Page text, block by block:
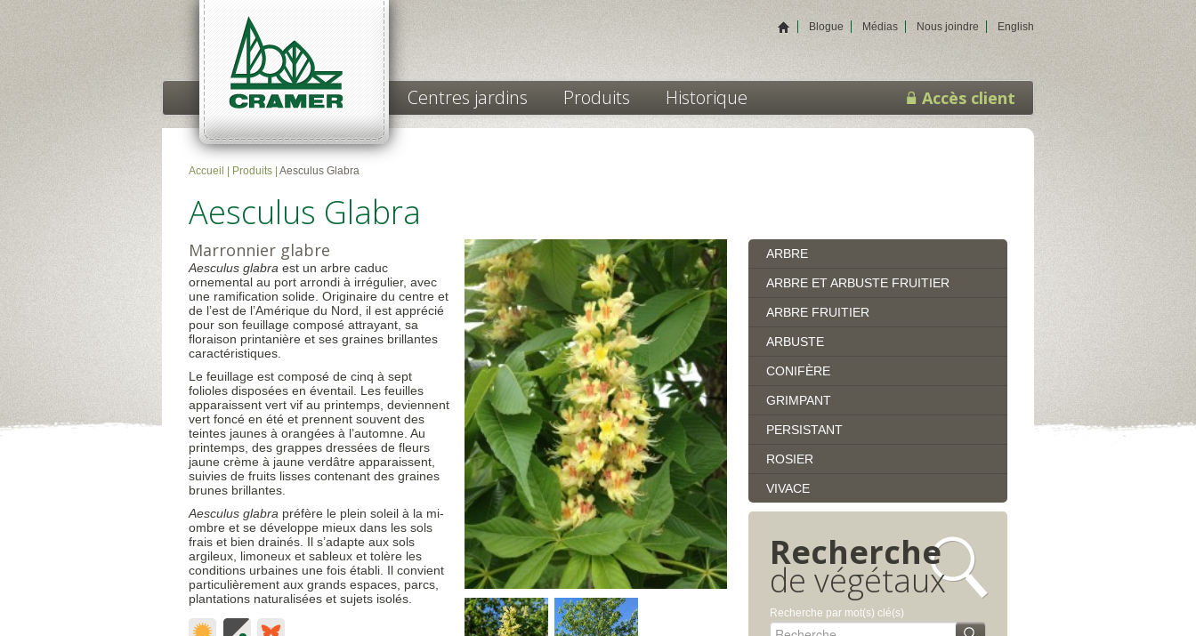
Blogue Médias Nous joindre English
Centres jardins Produits Historique Accès client
Accueil Produits Aesculus Glabra
Aesculus Glabra
Marronnier glabre
Aesculus glabra est un arbre caduc
ornemental au port arrondi à irrégulier, avec
une ramification solide. Originaire du centre et
de l’est de l’Amérique du Nord, il est apprécié
pour son feuillage composé attrayant, sa
floraison printanière et ses graines brillantes
caractéristiques.
Le feuillage est composé de cinq à sept
folioles disposées en éventail. Les feuilles
apparaissent vert vif au printemps, deviennent
vert foncé en été et prennent souvent des
teintes jaunes à orangées à l’automne. Au
printemps, des grappes dressées de fleurs
jaune crème à jaune verdâtre apparaissent,
suivies de fruits lisses contenant des graines
brunes brillantes.
Aesculus glabra préfère le plein soleil à la mi-
ombre et se développe mieux dans les sols
frais et bien drainés. Il s’adapte aux sols
argileux, limoneux et sableux et tolère les
conditions urbaines une fois établi. Il convient
particulièrement aux grands espaces, parcs,
plantations naturalisées et sujets isolés.
ARBRE
ARBRE ET ARBUSTE FRUITIER
ARBRE FRUITIER
ARBUSTE
CONIFÈRE
GRIMPANT
PERSISTANT
ROSIER
VIVACE
Recherche
de végétaux
Recherche par mot(s) clé(s)